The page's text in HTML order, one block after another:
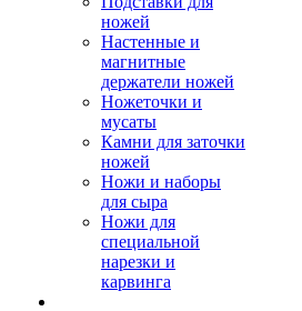
ножей
Настенные и
магнитные
держатели ножей
Ножеточки и
мусаты
Камни для заточки
ножей
Ножи и наборы
для сыра
Ножи для
специальной
нарезки и
карвинга